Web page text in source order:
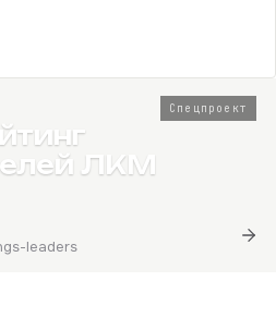
Спецпроект
ЛКМ
leaders